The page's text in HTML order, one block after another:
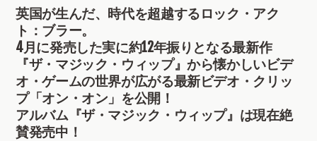
英国が生んだ、時代を超越するロック・アク
ト：ブラー。
4月に発売した実に約12年振りとなる最新作
『ザ・マジック・ウィップ』から懐かしいビデ
オ・ゲームの世界が広がる最新ビデオ・クリッ
プ「オン・オン」を公開！
アルバム『ザ・マジック・ウィップ』は現在絶
賛発売中！